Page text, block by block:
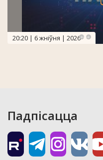
20:20 | 6 жніўня | 2026
Падпісацца